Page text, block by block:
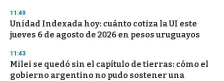
11:49
Unidad Indexada hoy: cuánto cotiza la UI este
jueves 6 de agosto de 2026 en pesos uruguayos
11:43
Milei se quedó sin el capítulo de tierras: cómo el
gobierno argentino no pudo sostener una